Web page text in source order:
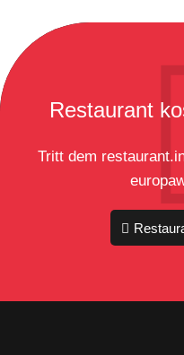
Restaurant
Tritt dem